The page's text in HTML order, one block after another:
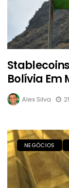
Bolívia Em
Alex Silva
NEGÓCIOS